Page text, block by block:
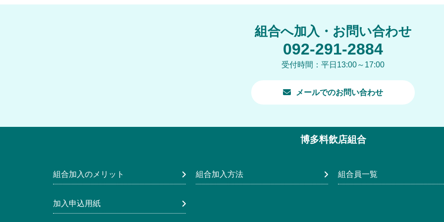
組合へ加入・お問い合わせ
092-291-2884
受付時間：平日13:00～17:00
メールでのお問い合わせ
博多料飲店組合
組合加入のメリット 組合加入方法 組合員一覧
加入申込用紙